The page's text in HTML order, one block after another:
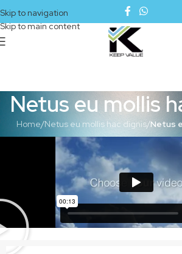
Skip to navigation
Skip to main content
Netus eu mollis
Home/Netus eu mollis hac dignis/Netus